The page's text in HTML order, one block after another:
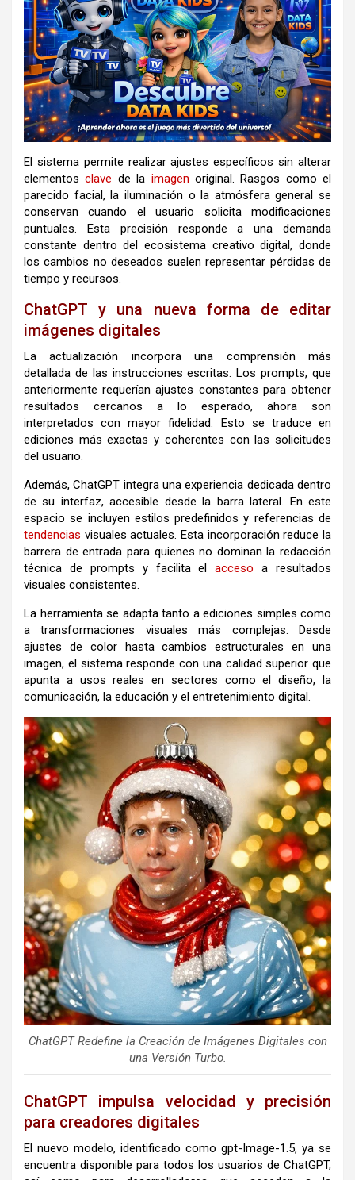
El sistema permite realizar ajustes específicos sin alterar
elementosclave de la imagen original. Rasgos como el
parecido facial, la iluminación o la atmósfera general se
conservan cuando el usuario solicita modificaciones
puntuales. Esta precisión responde a una demanda
constante dentro del ecosistema creativo digital, donde
los cambios no deseados suelen representar pérdidas de
tiempo y recursos.
ChatGPT y una nueva forma de editar
imágenes digitales
La actualización incorpora una comprensión más
detallada de las instrucciones escritas. Los prompts, que
anteriormente requerían ajustes constantes para obtener
resultados cercanos a lo esperado, ahora son
interpretados con mayor fidelidad. Esto se traduce en
ediciones más exactas y coherentes con las solicitudes
del usuario.
Además, ChatGPT integra una experiencia dedicada dentro
de su interfaz, accesible desde la barra lateral. En este
espacio se incluyen estilos predefinidos y referencias de
tendencias visuales actuales. Esta incorporación reduce la
barrera de entrada para quienes no dominan la redacción
técnica de prompts y facilita elacceso a resultados
visuales consistentes.
La herramienta se adapta tanto a ediciones simples como
a transformaciones visuales más complejas. Desde
ajustes de color hasta cambios estructurales en una
imagen, el sistema responde con una calidad superior que
apunta a usos reales en sectores como el diseño, la
comunicación, la educación y el entretenimiento digital.
ChatGPT Redefine la Creación de Imágenes Digitales con
una Versión Turbo.
ChatGPT impulsa velocidad y precisión
para creadores digitales
El nuevo modelo, identificado como gpt-Image-1.5, ya se
encuentra disponible para todos los usuarios de ChatGPT,